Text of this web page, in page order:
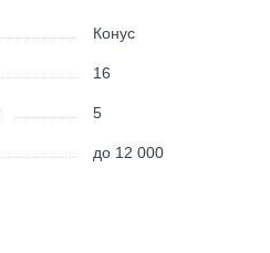
Конус
16
5
до 12 000